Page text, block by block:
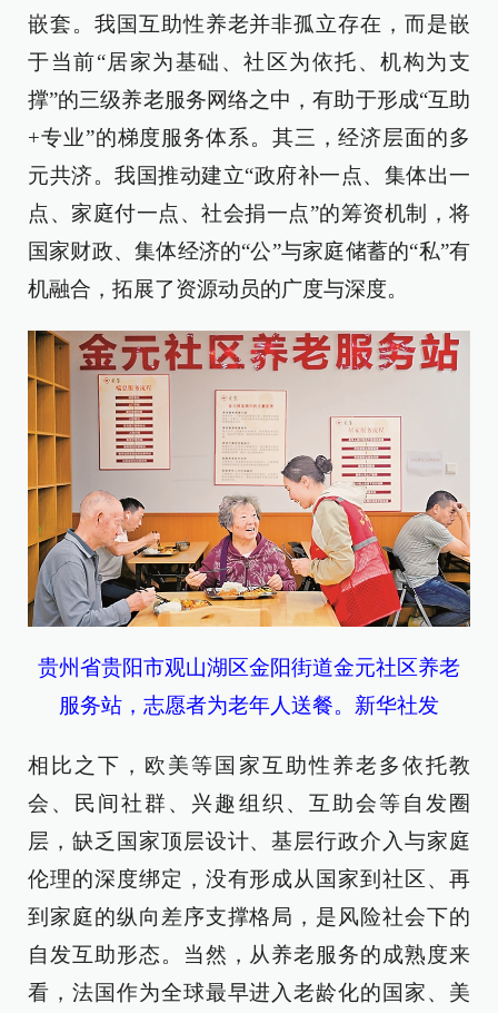
嵌套。我国互助性养老并非孤立存在，而是嵌
于当前“居家为基础、社区为依托、机构为支
撑”的三级养老服务网络之中，有助于形成“互助
+专业”的梯度服务体系。其三，经济层面的多
元共济。我国推动建立“政府补一点、集体出一
点、家庭付一点、社会捐一点”的筹资机制，将
国家财政、集体经济的“公”与家庭储蓄的“私”有
机融合，拓展了资源动员的广度与深度。
贵州省贵阳市观山湖区金阳街道金元社区养老
服务站，志愿者为老年人送餐。新华社发
相比之下，欧美等国家互助性养老多依托教
会、民间社群、兴趣组织、互助会等自发圈
层，缺乏国家顶层设计、基层行政介入与家庭
伦理的深度绑定，没有形成从国家到社区、再
到家庭的纵向差序支撑格局，是风险社会下的
自发互助形态。当然，从养老服务的成熟度来
看，法国作为全球最早进入老龄化的国家、美